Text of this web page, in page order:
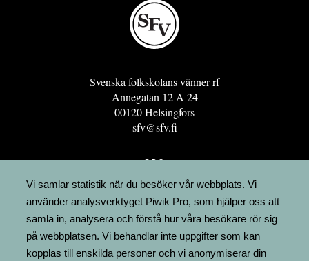
Svenska folkskolans vänner rf
Annegatan 12 A 24
00120 Helsingfors
sfv@sfv.fi
GRO
FÖRENINGSRESURSEN
MINNESRUNOR.FI
UPPSLAGSVERKET FINLAND
LÄGENHETER
Vi samlar statistik när du besöker vår webbplats. Vi
använder analysverktyget Piwik Pro, som hjälper oss att
samla in, analysera och förstå hur våra besökare rör sig
på webbplatsen. Vi behandlar inte uppgifter som kan
kopplas till enskilda personer och vi anonymiserar din